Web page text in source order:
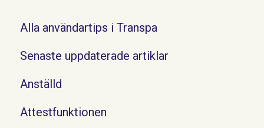
Alla användartips i Transpa
Senaste uppdaterade artiklar
Anställd
Attestfunktionen